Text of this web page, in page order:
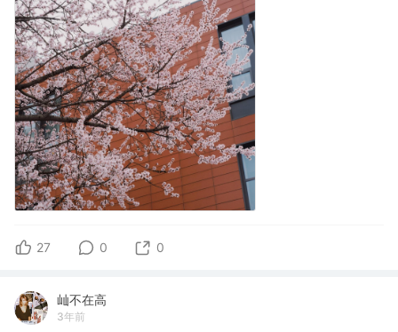
27 0 0
屾不在高
3年前